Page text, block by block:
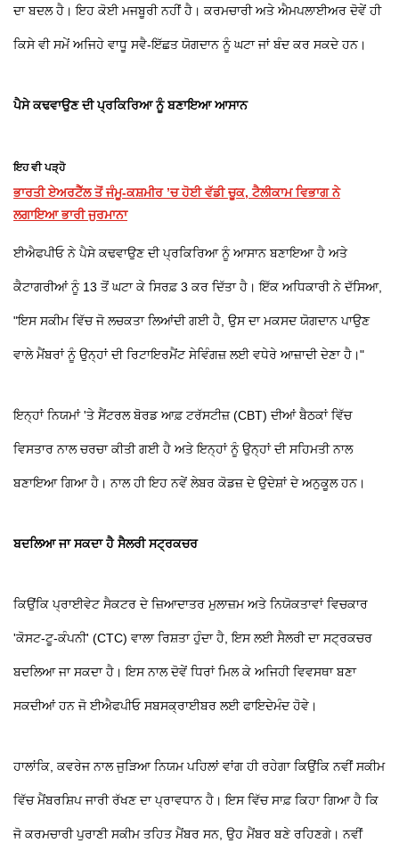
ਦਾ ਬਦਲ ਹੈ। ਇਹ ਕੋਈ ਮਜਬੂਰੀ ਨਹੀਂ ਹੈ। ਕਰਮਚਾਰੀ ਅਤੇ ਐਮਪਲਾਈਅਰ ਦੋਵੇਂ ਹੀ
ਕਿਸੇ ਵੀ ਸਮੇਂ ਅਜਿਹੇ ਵਾਧੂ ਸਵੈ-ਇੱਛਤ ਯੋਗਦਾਨ ਨੂੰ ਘਟਾ ਜਾਂ ਬੰਦ ਕਰ ਸਕਦੇ ਹਨ।
ਪੈਸੇ ਕਢਵਾਉਣ ਦੀ ਪ੍ਰਕਿਰਿਆ ਨੂੰ ਬਣਾਇਆ ਆਸਾਨ
ਇਹ ਵੀ ਪੜ੍ਹੋ
ਭਾਰਤੀ ਏਅਰਟੈੱਲ ਤੋਂ ਜੰਮੂ-ਕਸ਼ਮੀਰ ’ਚ ਹੋਈ ਵੱਡੀ ਚੂਕ, ਟੈਲੀਕਾਮ ਵਿਭਾਗ ਨੇ
ਲਗਾਇਆ ਭਾਰੀ ਜੁਰਮਾਨਾ
ਈਐਫਪੀਓ ਨੇ ਪੈਸੇ ਕਢਵਾਉਣ ਦੀ ਪ੍ਰਕਿਰਿਆ ਨੂੰ ਆਸਾਨ ਬਣਾਇਆ ਹੈ ਅਤੇ
ਕੈਟਾਗਰੀਆਂ ਨੂੰ 13 ਤੋਂ ਘਟਾ ਕੇ ਸਿਰਫ਼ 3 ਕਰ ਦਿੱਤਾ ਹੈ। ਇੱਕ ਅਧਿਕਾਰੀ ਨੇ ਦੱਸਿਆ,
"ਇਸ ਸਕੀਮ ਵਿੱਚ ਜੋ ਲਚਕਤਾ ਲਿਆਂਦੀ ਗਈ ਹੈ, ਉਸ ਦਾ ਮਕਸਦ ਯੋਗਦਾਨ ਪਾਉਣ
ਵਾਲੇ ਮੈਂਬਰਾਂ ਨੂੰ ਉਨ੍ਹਾਂ ਦੀ ਰਿਟਾਇਰਮੈਂਟ ਸੇਵਿੰਗਜ਼ ਲਈ ਵਧੇਰੇ ਆਜ਼ਾਦੀ ਦੇਣਾ ਹੈ।"
ਇਨ੍ਹਾਂ ਨਿਯਮਾਂ 'ਤੇ ਸੈਂਟਰਲ ਬੋਰਡ ਆਫ਼ ਟਰੱਸਟੀਜ਼ (CBT) ਦੀਆਂ ਬੈਠਕਾਂ ਵਿੱਚ
ਵਿਸਤਾਰ ਨਾਲ ਚਰਚਾ ਕੀਤੀ ਗਈ ਹੈ ਅਤੇ ਇਨ੍ਹਾਂ ਨੂੰ ਉਨ੍ਹਾਂ ਦੀ ਸਹਿਮਤੀ ਨਾਲ
ਬਣਾਇਆ ਗਿਆ ਹੈ। ਨਾਲ ਹੀ ਇਹ ਨਵੇਂ ਲੇਬਰ ਕੋਡਜ਼ ਦੇ ਉਦੇਸ਼ਾਂ ਦੇ ਅਨੁਕੂਲ ਹਨ।
ਬਦਲਿਆ ਜਾ ਸਕਦਾ ਹੈ ਸੈਲਰੀ ਸਟ੍ਰਕਚਰ
ਕਿਉਂਕਿ ਪ੍ਰਾਈਵੇਟ ਸੈਕਟਰ ਦੇ ਜ਼ਿਆਦਾਤਰ ਮੁਲਾਜ਼ਮ ਅਤੇ ਨਿਯੋਕਤਾਵਾਂ ਵਿਚਕਾਰ
'ਕੋਸਟ-ਟੂ-ਕੰਪਨੀ' (CTC) ਵਾਲਾ ਰਿਸ਼ਤਾ ਹੁੰਦਾ ਹੈ, ਇਸ ਲਈ ਸੈਲਰੀ ਦਾ ਸਟ੍ਰਕਚਰ
ਬਦਲਿਆ ਜਾ ਸਕਦਾ ਹੈ। ਇਸ ਨਾਲ ਦੋਵੇਂ ਧਿਰਾਂ ਮਿਲ ਕੇ ਅਜਿਹੀ ਵਿਵਸਥਾ ਬਣਾ
ਸਕਦੀਆਂ ਹਨ ਜੋ ਈਐਫਪੀਓ ਸਬਸਕ੍ਰਾਈਬਰ ਲਈ ਫਾਇਦੇਮੰਦ ਹੋਵੇ।
ਹਾਲਾਂਕਿ, ਕਵਰੇਜ ਨਾਲ ਜੁੜਿਆ ਨਿਯਮ ਪਹਿਲਾਂ ਵਾਂਗ ਹੀ ਰਹੇਗਾ ਕਿਉਂਕਿ ਨਵੀਂ ਸਕੀਮ
ਵਿੱਚ ਮੈਂਬਰਸ਼ਿਪ ਜਾਰੀ ਰੱਖਣ ਦਾ ਪ੍ਰਾਵਧਾਨ ਹੈ। ਇਸ ਵਿੱਚ ਸਾਫ਼ ਕਿਹਾ ਗਿਆ ਹੈ ਕਿ
ਜੋ ਕਰਮਚਾਰੀ ਪੁਰਾਣੀ ਸਕੀਮ ਤਹਿਤ ਮੈਂਬਰ ਸਨ, ਉਹ ਮੈਂਬਰ ਬਣੇ ਰਹਿਣਗੇ। ਨਵੀਂ